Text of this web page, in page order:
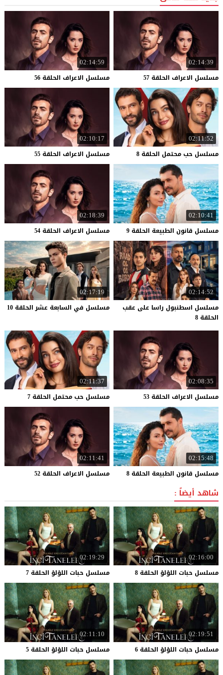
02:14:39
مسلسل الاعراف الحلقة 57
02:14:59
مسلسل الاعراف الحلقة 56
02:11:52
مسلسل حب محتمل الحلقة 8
02:10:17
مسلسل الاعراف الحلقة 55
02:10:41
مسلسل قانون الطبيعة الحلقة 9
02:18:39
مسلسل الاعراف الحلقة 54
02:14:52
مسلسل اسطنبول راسا على عقب
الحلقة 8
02:17:19
مسلسل في السابعة عشر الحلقة 10
02:08:35
مسلسل الاعراف الحلقة 53
02:11:37
مسلسل حب محتمل الحلقة 7
02:15:48
مسلسل قانون الطبيعة الحلقة 8
02:11:41
مسلسل الاعراف الحلقة 52
شاهد أيضاً :
02:16:00
مسلسل حبات اللؤلؤ الحلقة 8
02:19:29
مسلسل حبات اللؤلؤ الحلقة 7
02:19:51
مسلسل حبات اللؤلؤ الحلقة 6
02:11:10
مسلسل حبات اللؤلؤ الحلقة 5